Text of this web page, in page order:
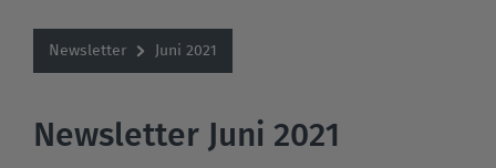
Newsletter Juni 2021
Newsletter Juni 2021